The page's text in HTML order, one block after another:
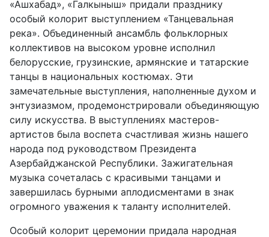
«Ашхабад», «Галкыныш» придали празднику
особый колорит выступлением «Танцевальная
река». Объединенный ансамбль фольклорных
коллективов на высоком уровне исполнил
белорусские, грузинские, армянские и татарские
танцы в национальных костюмах. Эти
замечательные выступления, наполненные духом и
энтузиазмом, продемонстрировали объединяющую
силу искусства. В выступлениях мастеров-
артистов была воспета счастливая жизнь нашего
народа под руководством Президента
Азербайджанской Республики. Зажигательная
музыка сочеталась с красивыми танцами и
завершилась бурными аплодисментами в знак
огромного уважения к таланту исполнителей.
Особый колорит церемонии придала народная